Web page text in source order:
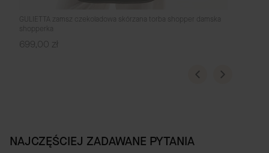
GULIETTA zamsz czekoladowa skórzana torba shopper damska
shopperka
Cena
699,00 zł
NAJCZĘŚCIEJ ZADAWANE PYTANIA